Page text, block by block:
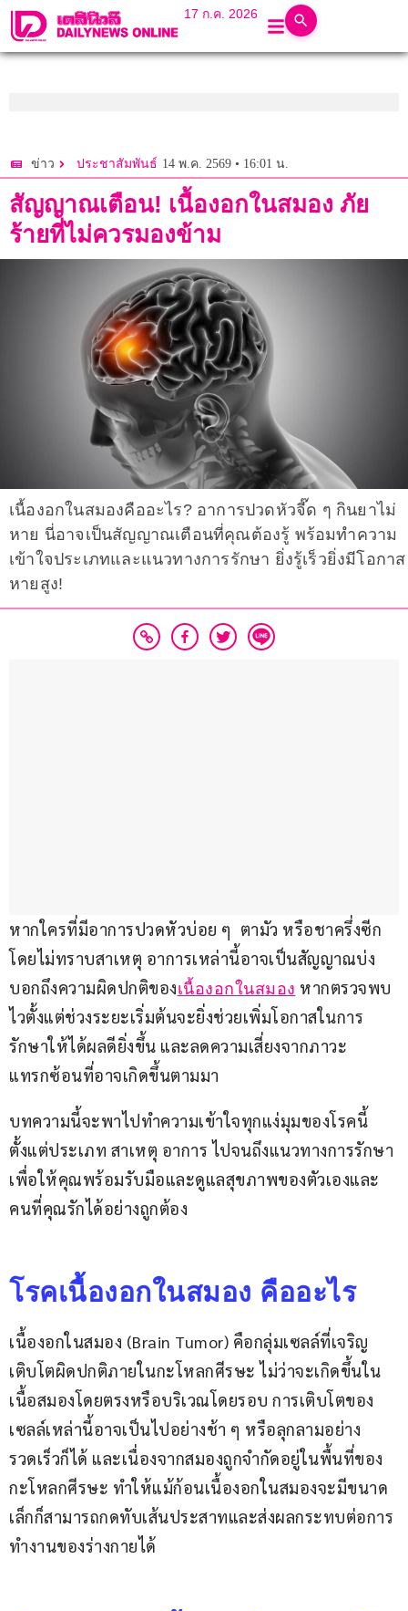
17 ก.ค. 2026
ข่าว ประชาสัมพันธ์ 14 พ.ค. 2569 • 16:01 น.
สัญญาณเตือน! เนื้องอกในสมอง ภัย
ร้ายที่ไม่ควรมองข้าม
เนื้องอกในสมองคืออะไร? อาการปวดหัวจี๊ด ๆ กินยาไม่
หาย นี่อาจเป็นสัญญาณเตือนที่คุณต้องรู้ พร้อมทำความ
เข้าใจประเภทและแนวทางการรักษา ยิ่งรู้เร็วยิ่งมีโอกาส
หายสูง!
หากใครที่มีอาการปวดหัวบ่อย ๆ  ตามัว หรือชาครึ่งซีก
โดยไม่ทราบสาเหตุ อาการเหล่านี้อาจเป็นสัญญาณบ่ง
บอกถึงความผิดปกติของเนื้องอกในสมอง หากตรวจพบ
ไวตั้งแต่ช่วงระยะเริ่มต้นจะยิ่งช่วยเพิ่มโอกาสในการ
รักษาให้ได้ผลดียิ่งขึ้น และลดความเสี่ยงจากภาวะ
แทรกซ้อนที่อาจเกิดขึ้นตามมา
บทความนี้จะพาไปทำความเข้าใจทุกแง่มุมของโรคนี้
ตั้งแต่ประเภท สาเหตุ อาการ ไปจนถึงแนวทางการรักษา
เพื่อให้คุณพร้อมรับมือและดูแลสุขภาพของตัวเองและ
คนที่คุณรักได้อย่างถูกต้อง
โรคเนื้องอกในสมอง คืออะไร
เนื้องอกในสมอง (Brain Tumor) คือกลุ่มเซลล์ที่เจริญ
เติบโตผิดปกติภายในกะโหลกศีรษะ ไม่ว่าจะเกิดขึ้นใน
เนื้อสมองโดยตรงหรือบริเวณโดยรอบ การเติบโตของ
เซลล์เหล่านี้อาจเป็นไปอย่างช้า ๆ หรือลุกลามอย่าง
รวดเร็วก็ได้ และเนื่องจากสมองถูกจำกัดอยู่ในพื้นที่ของ
กะโหลกศีรษะ ทำให้แม้ก้อนเนื้องอกในสมองจะมีขนาด
เล็กก็สามารถกดทับเส้นประสาทและส่งผลกระทบต่อการ
ทำงานของร่างกายได้